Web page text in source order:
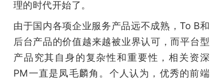
理的时代开始了。
由于国内各项企业服务产品远不成熟，To B和
后台产品的价值越来越被业界认可，而平台型
产品究其自身的复杂性和重要性，相关资深
PM一直是凤毛麟角。个人认为，优秀的前端